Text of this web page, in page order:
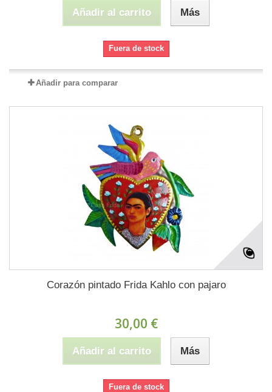
Añadir al carrito Más
Fuera de stock
Añadir para comparar
Corazón pintado Frida Kahlo con pajaro
30,00 €
Añadir al carrito Más
Fuera de stock